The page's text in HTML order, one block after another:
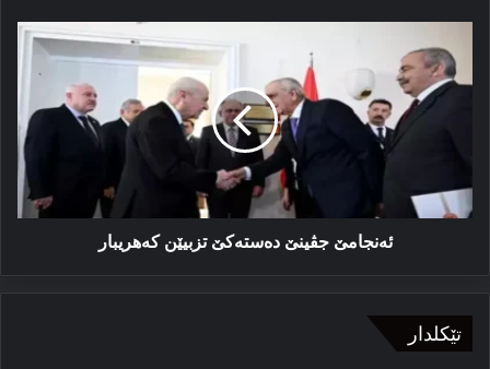
ئەنجامێ
جڤینێ
دەستەکێ
تزبیێن
که‌هریبار
ئەنجامێ جڤینێ دەستەکێ تزبیێن که‌هریبار
تێکلدار